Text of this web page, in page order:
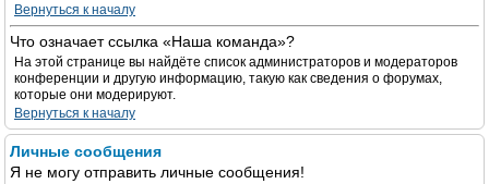
Вернуться к началу
Что означает ссылка «Наша команда»?
На этой странице вы найдёте список администраторов и модераторов
конференции и другую информацию, такую как сведения о форумах,
которые они модерируют.
Вернуться к началу
Личные сообщения
Я не могу отправить личные сообщения!